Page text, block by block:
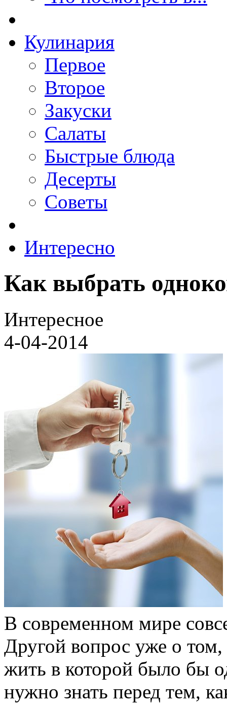
Кулинария
Первое
Второе
Закуски
Салаты
Быстрые блюда
Десерты
Советы
Интересно
Как выбрать
Интересное
4-04-2014
В современном мире
Другой вопрос уже о
жить в которой было бы
нужно знать перед тем,